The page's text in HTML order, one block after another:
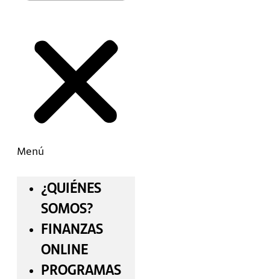
Menú
¿QUIÉNES
SOMOS?
FINANZAS
ONLINE
PROGRAMAS